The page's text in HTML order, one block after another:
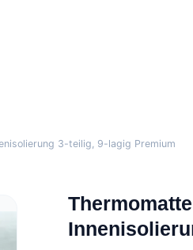
3-teilig, 9-lagig Premium